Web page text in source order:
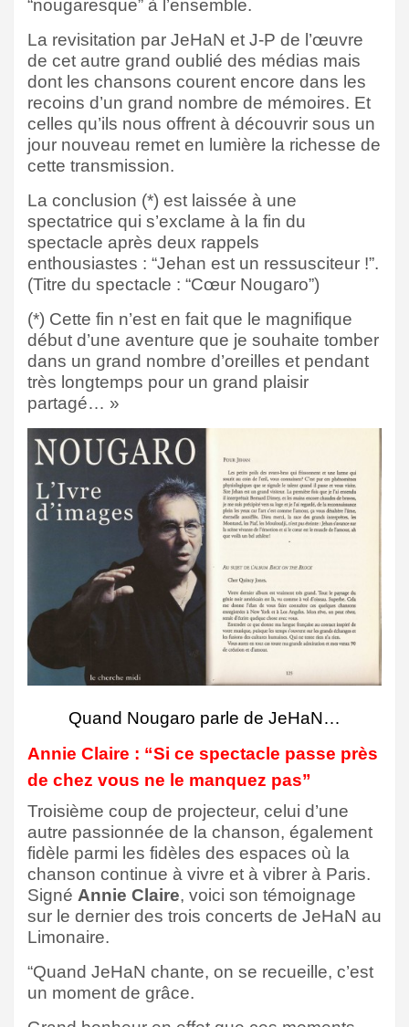
“nougaresque” à l’ensemble.
La revisitation par JeHaN et J-P de l’œuvre
de cet autre grand oublié des médias mais
dont les chansons courent encore dans les
recoins d’un grand nombre de mémoires. Et
celles qu’ils nous offrent à découvrir sous un
jour nouveau remet en lumière la richesse de
cette transmission.
La conclusion (*) est laissée à une
spectatrice qui s’exclame à la fin du
spectacle après deux rappels
enthousiastes : “Jehan est un ressusciteur !”.
(Titre du spectacle : “Cœur Nougaro”)
(*) Cette fin n’est en fait que le magnifique
début d’une aventure que je souhaite tomber
dans un grand nombre d’oreilles et pendant
très longtemps pour un grand plaisir
partagé… »
Quand Nougaro parle de JeHaN…
Annie Claire : “Si ce spectacle passe près
de chez vous ne le manquez pas”
Troisième coup de projecteur, celui d’une
autre passionnée de la chanson, également
fidèle parmi les fidèles des espaces où la
chanson continue à vivre et à vibrer à Paris.
Signé Annie Claire, voici son témoignage
sur le dernier des trois concerts de JeHaN au
Limonaire.
“Quand JeHaN chante, on se recueille, c’est
un moment de grâce.